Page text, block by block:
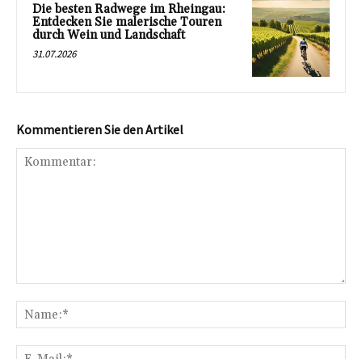
Die besten Radwege im Rheingau:
Entdecken Sie malerische Touren
durch Wein und Landschaft
31.07.2026
Kommentieren Sie den Artikel